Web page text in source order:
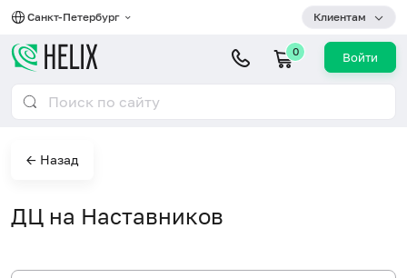
Санкт-Петербург Клиентам
0 Войти
← Назад
ДЦ на Наставников